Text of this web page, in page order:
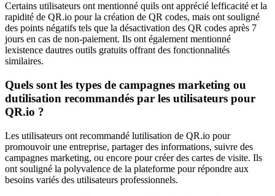
Certains utilisateurs ont mentionné quils ont apprécié lefficacité et la
rapidité de QR.io pour la création de QR codes, mais ont souligné
des points négatifs tels que la désactivation des QR codes après 7
jours en cas de non-paiement. Ils ont également mentionné
lexistence dautres outils gratuits offrant des fonctionnalités
similaires.
Quels sont les types de campagnes marketing ou
dutilisation recommandés par les utilisateurs pour
QR.io ?
Les utilisateurs ont recommandé lutilisation de QR.io pour
promouvoir une entreprise, partager des informations, suivre des
campagnes marketing, ou encore pour créer des cartes de visite. Ils
ont souligné la polyvalence de la plateforme pour répondre aux
besoins variés des utilisateurs professionnels.